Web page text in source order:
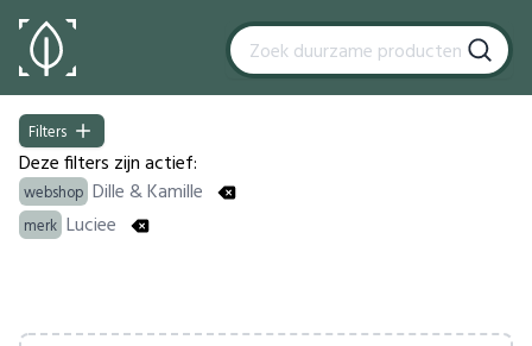
Filters
Filters
Deze filters zijn actief:
webshop Dille & Kamille
merk Luciee